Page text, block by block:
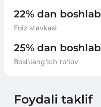
22% dan boshlab
Foiz stavkasi
25% dan boshlab
Boshlang‘ich to‘lov
Foydali taklif